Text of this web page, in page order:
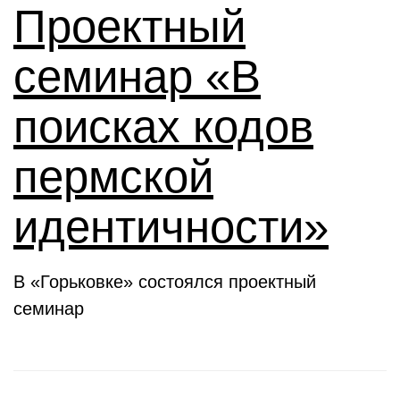
Проектный
семинар «В
поисках кодов
пермской
идентичности»
В «Горьковке» состоялся проектный
семинар